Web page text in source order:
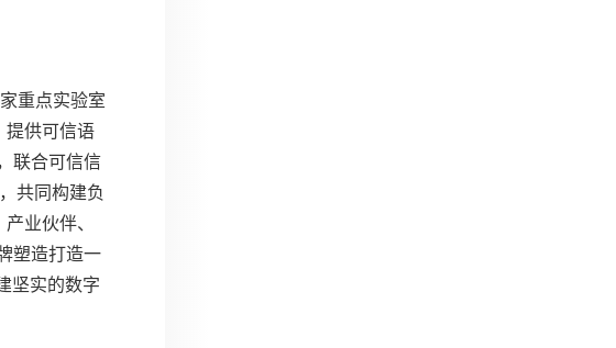
重点实验室
提供可信语
联合可信信
共同构建负
业伙伴、
塑造打造一
坚实的数字